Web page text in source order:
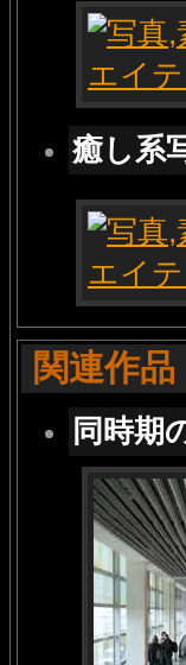
癒し系
関連作品
同時期